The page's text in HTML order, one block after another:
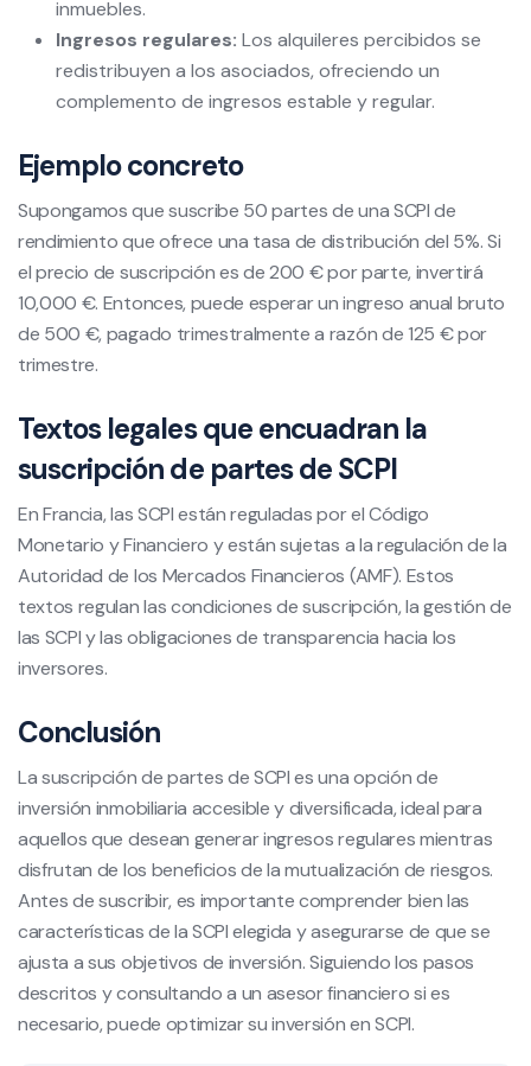
inmuebles.
Ingresos regulares: Los alquileres percibidos se
redistribuyen a los asociados, ofreciendo un
complemento de ingresos estable y regular.
Ejemplo concreto
Supongamos que suscribe 50 partes de una SCPI de
rendimiento que ofrece una tasa de distribución del 5%. Si
el precio de suscripción es de 200 € por parte, invertirá
10,000 €. Entonces, puede esperar un ingreso anual bruto
de 500 €, pagado trimestralmente a razón de 125 € por
trimestre.
Textos legales que encuadran la
suscripción de partes de SCPI
En Francia, las SCPI están reguladas por el Código
Monetario y Financiero y están sujetas a la regulación de la
Autoridad de los Mercados Financieros (AMF). Estos
textos regulan las condiciones de suscripción, la gestión de
las SCPI y las obligaciones de transparencia hacia los
inversores.
Conclusión
La suscripción de partes de SCPI es una opción de
inversión inmobiliaria accesible y diversificada, ideal para
aquellos que desean generar ingresos regulares mientras
disfrutan de los beneficios de la mutualización de riesgos.
Antes de suscribir, es importante comprender bien las
características de la SCPI elegida y asegurarse de que se
ajusta a sus objetivos de inversión. Siguiendo los pasos
descritos y consultando a un asesor financiero si es
necesario, puede optimizar su inversión en SCPI.